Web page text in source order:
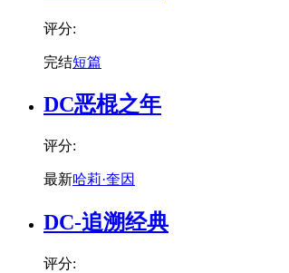
评分:
完结短篇
DC恶棍之年
评分:
最新哈莉·奎因
DC-追溯经典
评分: